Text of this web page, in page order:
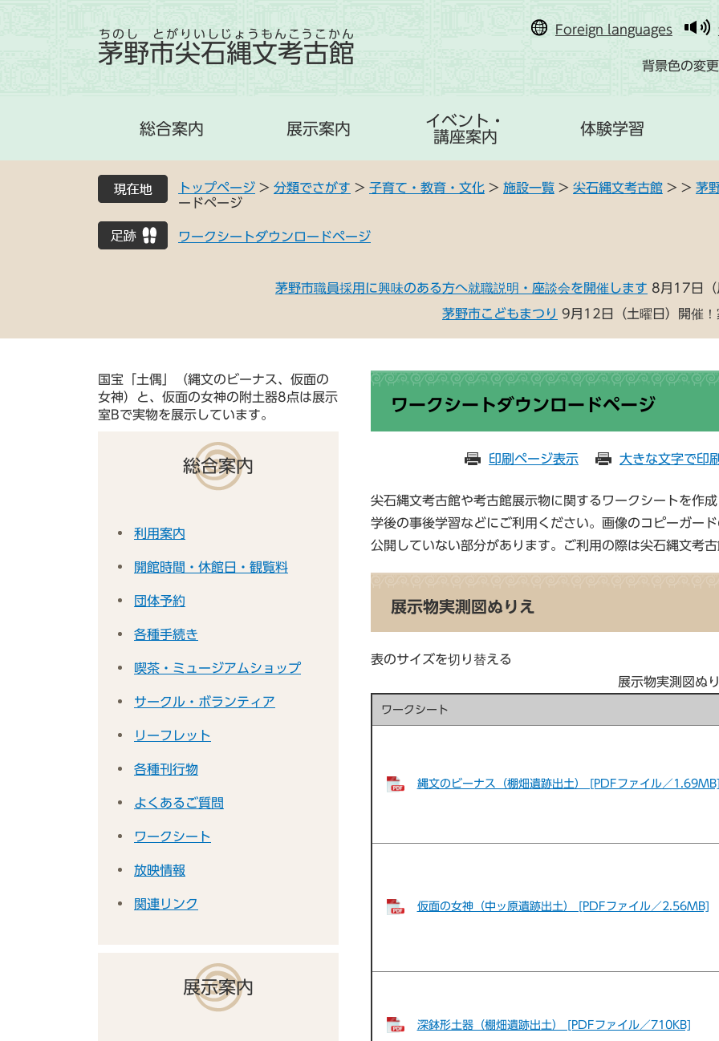
茅野市尖石縄文考古館
ちのし とがりいしじょうもんこうこかん Foreign languages
背景色の変更
総合案内 展示案内
イベント・
講座案内
体験学習
トップページ > 分類でさがす > 子育て・教育・文化 > 施設一覧 > 尖石縄文考古館 > > 茅
ードページ
ワークシートダウンロードページ
茅野市職員採用に興味のある方へ就職説明・座談会を開催します 8月17日（
茅野市こどもまつり 9月12日（土曜日）開催
ワークシートダウンロードページ
印刷ページ表示 大きな文字で印
尖石縄文考古館や考古館展示物に関するワークシートを作
学後の事後学習などにご利用ください。画像のコピーガー
公開していない部分があります。ご利用の際は尖石縄文考
展示物実測図ぬりえ
表のサイズを切り替える
展示物実測図ぬ
ワークシート
縄文のビーナス（棚畑遺跡出土） [PDFファイル／
仮面の女神（中ッ原遺跡出土） [PDFファイル／2.56MB]
深鉢形土器（棚畑遺跡出土） [PDFファイル／710KB]
国宝「土偶」（縄文のビーナス、仮面の
女神）と、仮面の女神の附土器8点は展示
室Bで実物を展示しています。
総合案内
利用案内
開館時間・休館日・観覧料
団体予約
各種手続き
喫茶・ミュージアムショップ
サークル・ボランティア
リーフレット
各種刊行物
よくあるご質問
ワークシート
放映情報
関連リンク
展示案内